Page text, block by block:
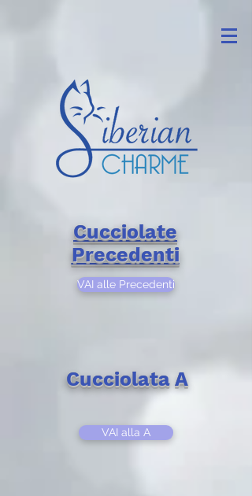
Cucciolate
Precedenti
VAI alle Precedenti
Cucciolata A
VAI alla A